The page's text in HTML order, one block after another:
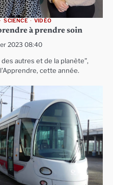
SCIENCE VIDÉO
à prendre soin
2023 08:40
autres et de la planète”,
cette année.